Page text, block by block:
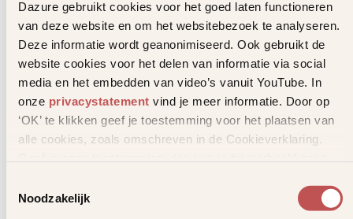
Dazure gebruikt cookies voor het goed laten functioneren
van deze website en om het websitebezoek te analyseren.
Deze informatie wordt geanonimiseerd. Ook gebruikt de
website cookies voor het delen van informatie via social
media en het embedden van video’s vanuit YouTube. In
onze privacystatement vind je meer informatie. Door op
‘OK’ te klikken geef je toestemming voor het plaatsen van
alle cookies, zoals omschreven in de Cookieverklaring.
Noodzakelijk